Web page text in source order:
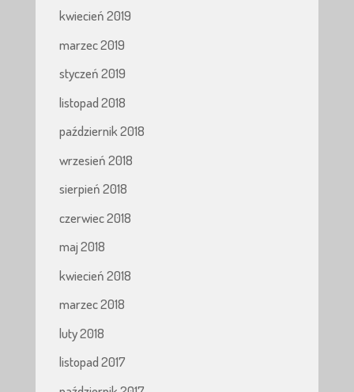
kwiecień 2019
marzec 2019
styczeń 2019
listopad 2018
październik 2018
wrzesień 2018
sierpień 2018
czerwiec 2018
maj 2018
kwiecień 2018
marzec 2018
luty 2018
listopad 2017